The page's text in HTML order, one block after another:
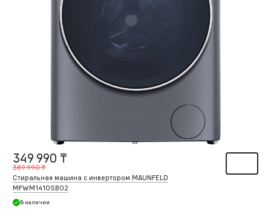
349 990 ₸
389 990 ₸
Стиральная машина c инвертором MAUNFELD
MFWM1410SB02
В наличии